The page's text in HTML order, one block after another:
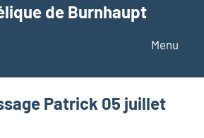
de Burnhaupt
Menu
Patrick 05 juillet